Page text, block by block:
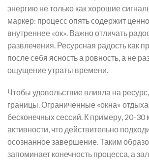
энергию не только как хорошие
маркер: процесс опять содержит
внутреннее «ок». Важно отличать
развлечения. Ресурсная радость как
после себя ясность а ровность, а не
ощущение утраты времени.
Чтобы удовольствие влияла на
границы. Ограниченные «окна»
бесконечных сессий. К примеру, 20-30
активности, что действительно
осознанное завершение. Таким
запоминает конечность процесса, а